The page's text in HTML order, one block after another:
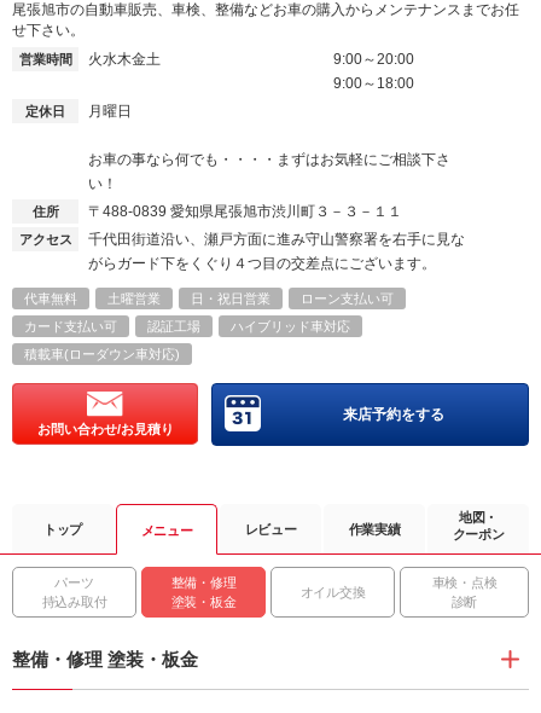
尾張旭市の自動車販売、車検、整備などお車の購入からメンテナンスまでお任
せ下さい。
営業時間 火水木金土
9:00～20:00
9:00～18:00
定休日 月曜日
お車の事なら何でも・・・・まずはお気軽にご相談下さ
い！
住所 〒488-0839 愛知県尾張旭市渋川町３－３－１１
アクセス
千代田街道沿い、瀬戸方面に進み守山警察署を右手に見な
がらガード下をくぐり４つ目の交差点にございます。
代車無料 土曜営業 日・祝日営業
ローン支払い可
カード支払い可
認証工場
ハイブリッド車対応
積載車(ローダウン車対応)
お問い合わせ/お見積り
来店予約をする
トップ メニュー レビュー 作業実績
地図・
クーポン
パーツ
持込み取付
整備・修理
塗装・板金
オイル交換
車検・点検
診断
整備・修理 塗装・板金